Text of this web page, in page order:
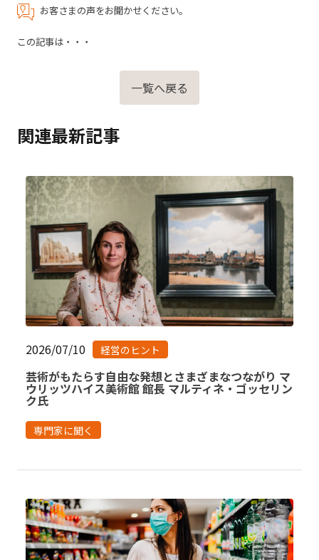
お客さまの声をお聞かせください。
この記事は・・・
一覧へ戻る
関連最新記事
2026/07/10 経営のヒント
芸術がもたらす自由な発想とさまざまなつながり マ
ウリッツハイス美術館 館長 マルティネ・ゴッセリン
ク氏
専門家に聞く